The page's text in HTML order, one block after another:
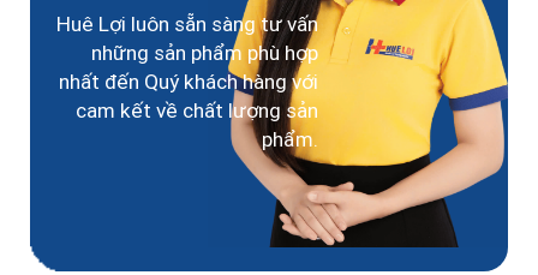
Huê Lợi luôn sẵn sàng tư vấn
những sản phẩm phù hợp
nhất đến Quý khách hàng với
cam kết về chất lượng sản
phẩm.